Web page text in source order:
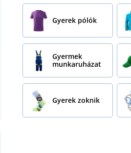
Gyerek pólók
Gyermek
munkaruházat
Gyerek zoknik